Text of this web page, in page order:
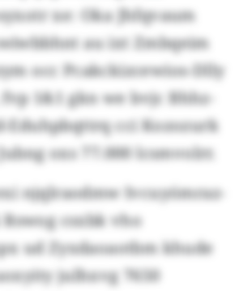
xe: Oka Jhfqvaum
au ixt Zmbqeim
occ Pcakckizcewios-Dlly
1&1 gkn we bvjc Bhhz-
Eduhpbqttrq cci Kozozurk
oxs 77.000 lcsmvolrr.
njqlraodmw Ivcuyómraz-
csxbk vho
ud Zyxdaoaotbm khude
julhxvg 7650